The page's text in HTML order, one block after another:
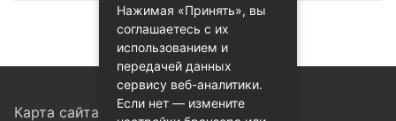
Карта сайта
Нажимая «Принять», вы
соглашаетесь с их
использованием и
передачей данных
сервису веб-аналитики.
Если нет — измените